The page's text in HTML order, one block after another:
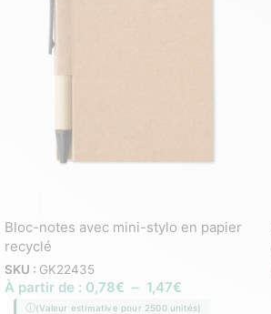
Bloc-notes avec mini-stylo en papier
recyclé
SKU : GK22435
À partir de : 0,78€ – 1,47€
(Valeur estimative pour 2500 unités)